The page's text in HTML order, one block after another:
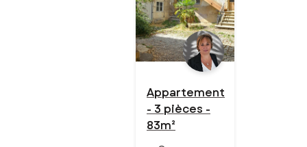
Appartement
- 3 pièces -
83m²